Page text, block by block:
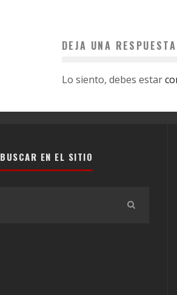
DEJA UNA RESPUESTA
Lo siento, debes estar
BUSCAR EN EL SITIO